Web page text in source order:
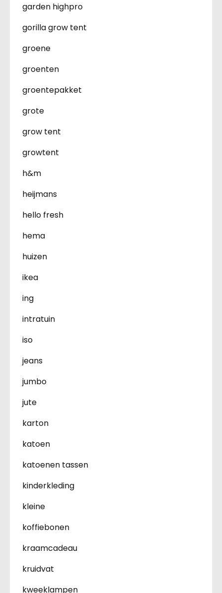
garden highpro
gorilla grow tent
groene
groenten
groentepakket
grote
grow tent
growtent
h&m
heijmans
hello fresh
hema
huizen
ikea
ing
intratuin
iso
jeans
jumbo
jute
karton
katoen
katoenen tassen
kinderkleding
kleine
koffiebonen
kraamcadeau
kruidvat
kweeklampen